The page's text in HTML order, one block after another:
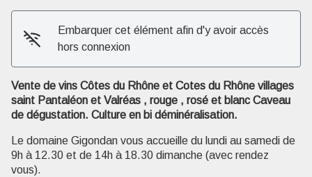
Embarquer cet élément afin d'y avoir accès
hors connexion
Vente de vins Côtes du Rhône et Cotes du Rhône villages
saint Pantaléon et Valréas , rouge , rosé et blanc Caveau
de dégustation. Culture en bi déminéralisation.
Le domaine Gigondan vous accueille du lundi au samedi de
9h à 12.30 et de 14h à 18.30 dimanche (avec rendez
vous).